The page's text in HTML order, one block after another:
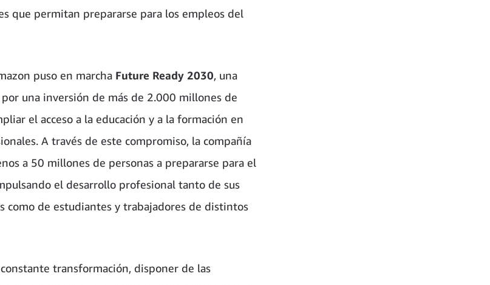
que permitan prepararse para los empleos del
puso en marcha Future Ready 2030, una
una inversión de más de 2.000 millones de
el acceso a la educación y a la formación en
A través de este compromiso, la compañía
a 50 millones de personas a prepararse para el
el desarrollo profesional tanto de sus
como de estudiantes y trabajadores de distintos
transformación, disponer de las